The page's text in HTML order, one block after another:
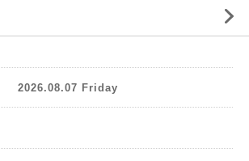
2026.08.07 Friday